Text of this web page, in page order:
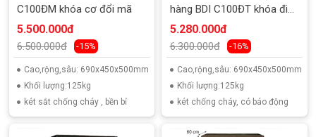
C100ĐM khóa cơ đổi mã
5.500.000đ
6.500.000đ -15%
Cao,rộng,sâu: 690x450x500mm
Khối lượng:125kg
két sắt chống cháy , bền bỉ
hàng BDI C100ĐT khóa điện
tử
5.280.000đ
6.300.000đ -16%
Cao,rộng,sâu: 690x450x500mm
Khối lượng:125kg
két chống cháy, có báo động